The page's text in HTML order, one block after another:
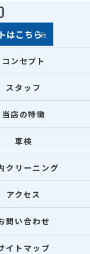
はこちら
コンセプト
スタッフ
当店の特徴
車検
クリーニング
アクセス
問い合わせ
イトマップ